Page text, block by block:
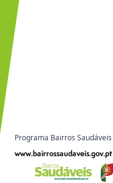
Programa Bairros Saudáveis
www.bairrossaudaveis.gov.pt